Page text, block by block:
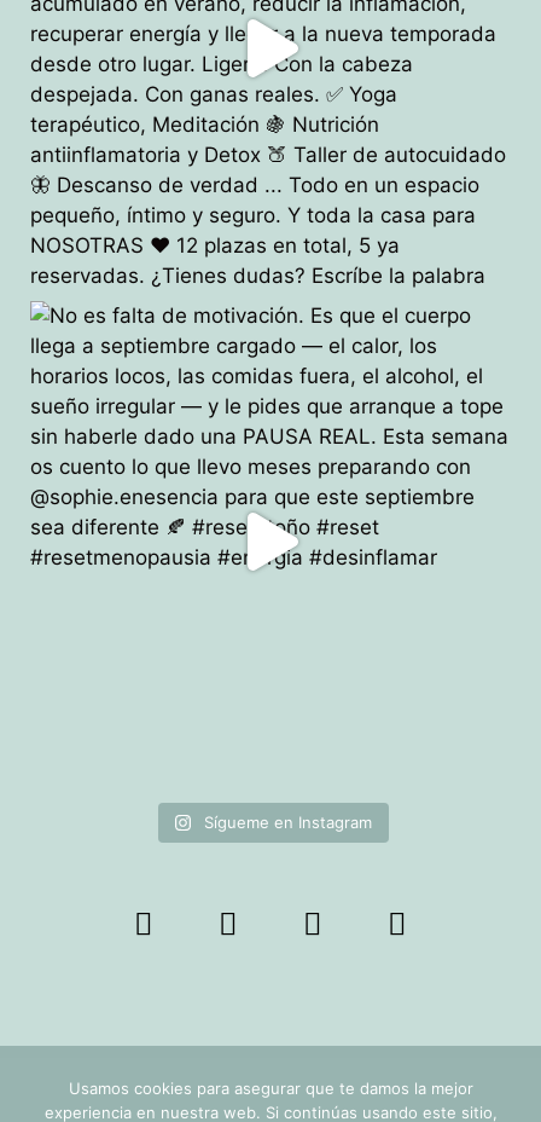
Sígueme en Instagram
Rocío Delgado 2020 © Todos los derechos reservados. Diseño Web:
Coterie Studio.Programación Web:Toni Tijeras.
Usamos cookies para asegurar que te damos la mejor
experiencia en nuestra web. Si continúas usando este sitio,